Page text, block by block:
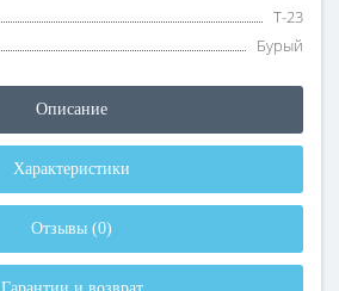
Т-23
Бурый
Описание
Характеристики
Отзывы (0)